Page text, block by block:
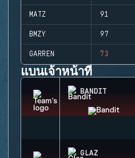
MATZ 91
BMZY 97
GARREN 73
แบนเจ้าหน้าที่
BANDIT
GLAZ